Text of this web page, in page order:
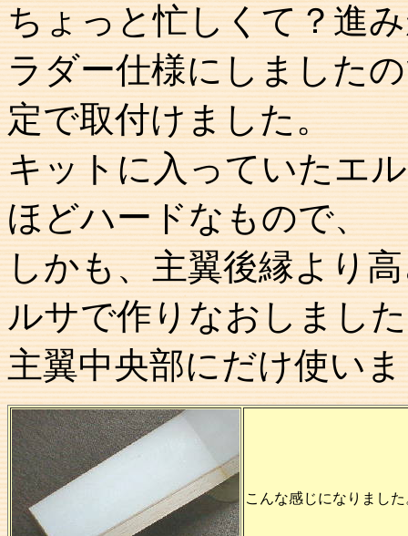
ちょっと忙しくて？進
ラダー仕様にしました
定で取付けました。
キットに入っていたエ
ほどハードなもので、
しかも、主翼後縁より
ルサで作りなおしまし
主翼中央部にだけ使い
こんな感じになりました